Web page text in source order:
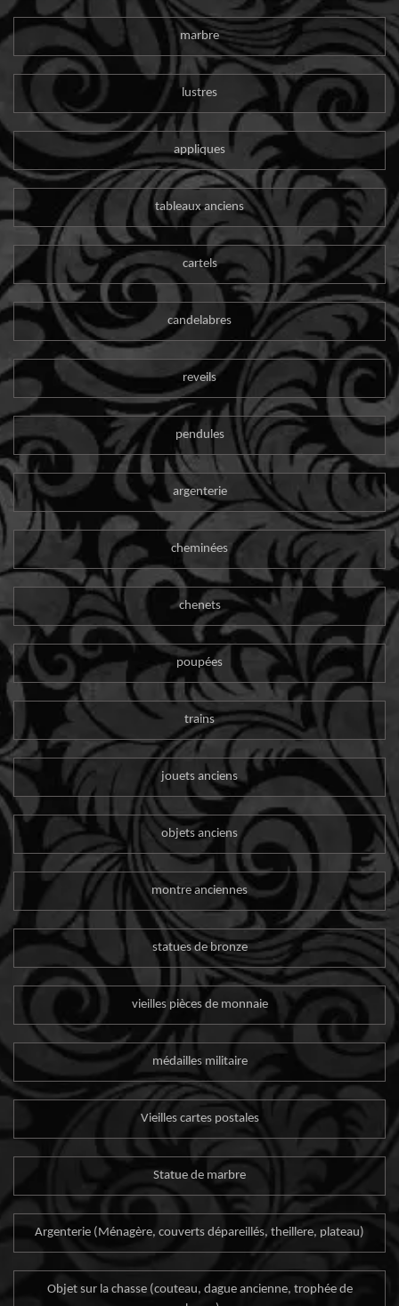
marbre
lustres
appliques
tableaux anciens
cartels
candelabres
reveils
pendules
argenterie
cheminées
chenets
poupées
trains
jouets anciens
objets anciens
montre anciennes
statues de bronze
vieilles pièces de monnaie
médailles militaire
Vieilles cartes postales
Statue de marbre
Argenterie (Ménagère, couverts dépareillés, theillere, plateau)
Objet sur la chasse (couteau, dague ancienne, trophée de